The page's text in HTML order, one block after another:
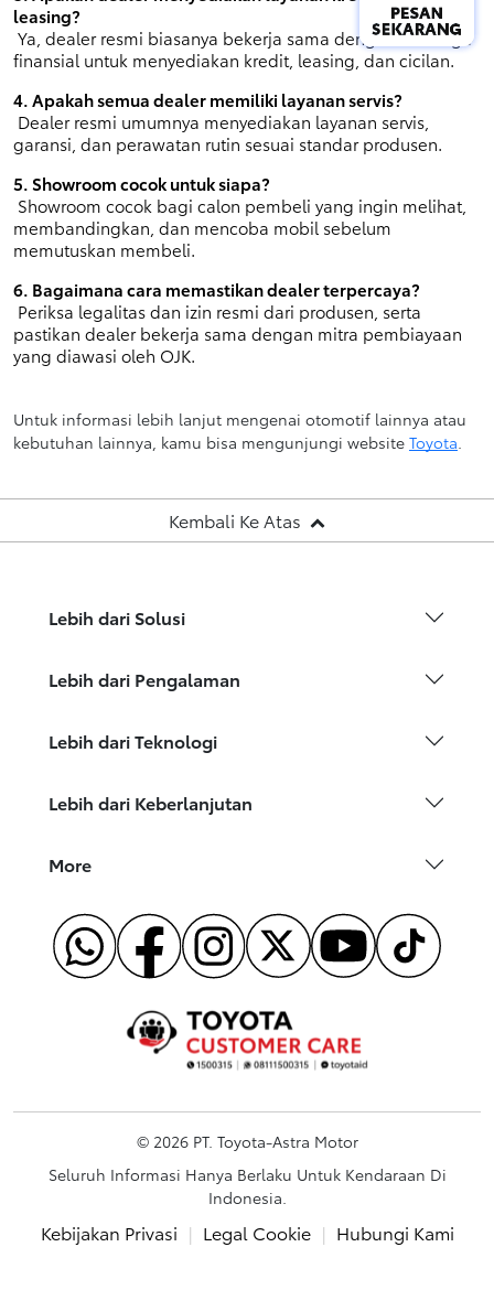
leasing?
finansial untuk menyediakan kredit, leasing, dan cicilan.
4. Apakah semua dealer memiliki layanan servis?
garansi, dan perawatan rutin sesuai standar produsen.
5. Showroom cocok untuk siapa?
membandingkan, dan mencoba mobil sebelum
memutuskan membeli.
6. Bagaimana cara memastikan dealer terpercaya?
pastikan dealer bekerja sama dengan mitra pembiayaan
yang diawasi oleh OJK.
Untuk informasi lebih lanjut mengenai otomotif lainnya atau
kebutuhan lainnya, kamu bisa mengunjungi website Toyota
Kembali Ke Atas
Lebih dari Solusi
Lebih dari Pengalaman
Lebih dari Teknologi
Lebih dari Keberlanjutan
More
© 2026 PT. Toyota-Astra Motor
Seluruh Informasi Hanya Berlaku Untuk Kendaraan Di
Indonesia.
Kebijakan Privasi | Legal Cookie | Hubungi Kami